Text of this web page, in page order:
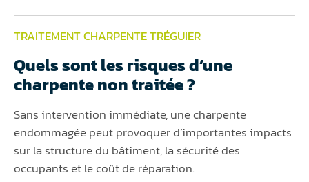
TRAITEMENT CHARPENTE TRÉGUIER
Quels sont les risques d’une
charpente non traitée ?
Sans intervention immédiate, une charpente
endommagée peut provoquer d’importantes impacts
sur la structure du bâtiment, la sécurité des
occupants et le coût de réparation.